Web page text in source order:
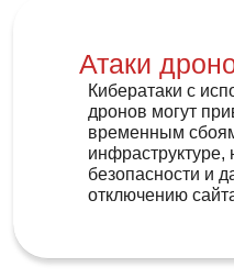
Атаки
Кибератаки с
дронов могут
временным
безопасности и
отключению